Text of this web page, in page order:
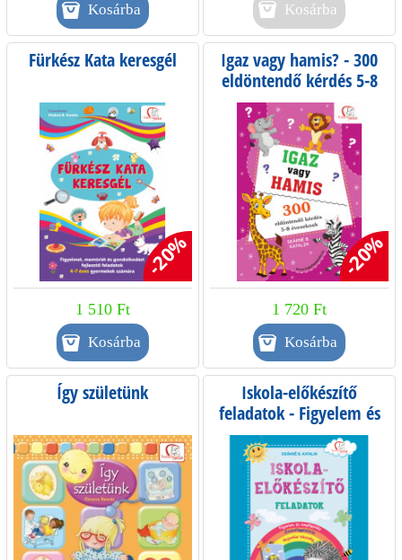
Kosárba
Fürkész Kata keresgél
-20%
1 510 Ft
Igaz vagy hamis? - 300
eldöntendő kérdés 5-8
éveseknek
-20%
1 720 Ft
Így születünk
Iskola-előkészítő
feladatok - Figyelem és
megfigyelés